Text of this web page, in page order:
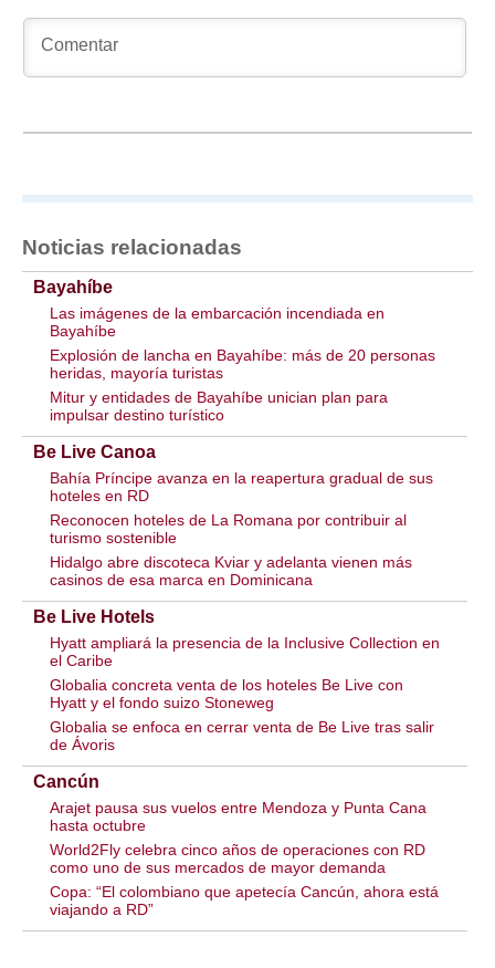
Noticias relacionadas
Bayahíbe
Las imágenes de la embarcación incendiada en
Bayahíbe
Explosión de lancha en Bayahíbe: más de 20 personas
heridas, mayoría turistas
Mitur y entidades de Bayahíbe unician plan para
impulsar destino turístico
Be Live Canoa
Bahía Príncipe avanza en la reapertura gradual de sus
hoteles en RD
Reconocen hoteles de La Romana por contribuir al
turismo sostenible
Hidalgo abre discoteca Kviar y adelanta vienen más
casinos de esa marca en Dominicana
Be Live Hotels
Hyatt ampliará la presencia de la Inclusive Collection en
el Caribe
Globalia concreta venta de los hoteles Be Live con
Hyatt y el fondo suizo Stoneweg
Globalia se enfoca en cerrar venta de Be Live tras salir
de Ávoris
Cancún
Arajet pausa sus vuelos entre Mendoza y Punta Cana
hasta octubre
World2Fly celebra cinco años de operaciones con RD
como uno de sus mercados de mayor demanda
Copa: “El colombiano que apetecía Cancún, ahora está
viajando a RD”